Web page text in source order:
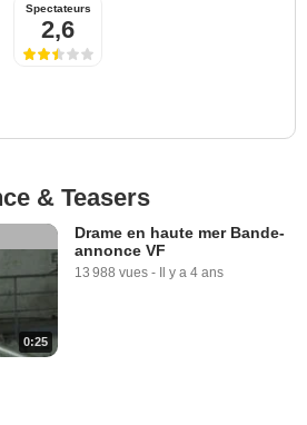
Spectateurs
2,6
& Teasers
0:25
Drame en haute mer Bande-
annonce VF
13 988 vues - Il y a 4 ans